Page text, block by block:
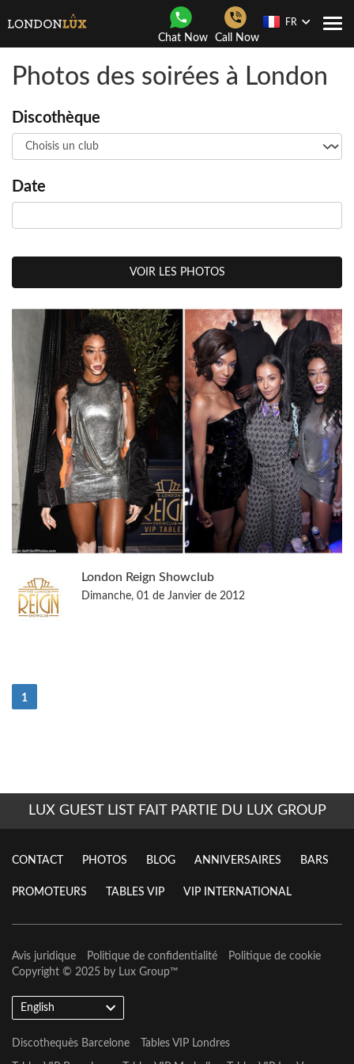
Chat Now Call Now
FR
Photos des soirées à London
Discothèque
Date
VOIR LES PHOTOS
London Reign Showclub
Dimanche, 01 de Janvier de 2012
1
LUX GUEST LIST FAIT PARTIE DU LUX GROUP
CONTACT PHOTOS BLOG ANNIVERSAIRES BARS
PROMOTEURS TABLES VIP VIP INTERNATIONAL
Avis juridique Politique de confidentialité
Politique de cookie
Copyright © 2025 by Lux Group™
English
Discothequès Barcelone Tables VIP Londres